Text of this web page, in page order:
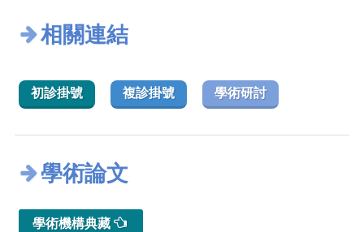
相關連結
初診掛號 複診掛號 學術研討
學術論文
學術機構典藏